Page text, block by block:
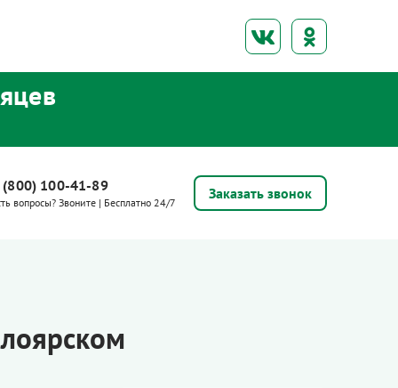
(800) 100-41-89
вопросы? Звоните | Бесплатно 24/7
Заказать звонок